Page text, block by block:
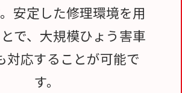
安定した修理環境を用
で、大規模ひょう害車
対応することが可能で
す。